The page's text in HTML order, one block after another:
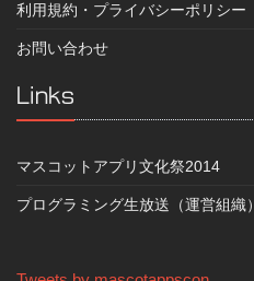
利用規約・プライバシーポリシー
お問い合わせ
Links
マスコットアプリ文化祭2014
プログラミング生放送（運営組織）